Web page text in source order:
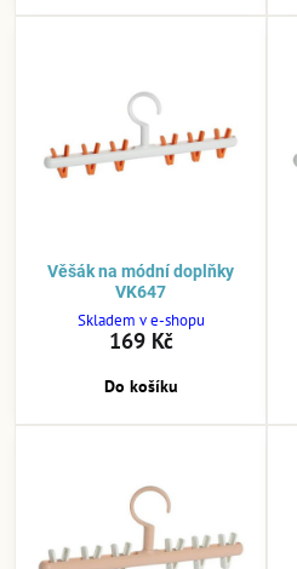
Věšák na módní doplňky
VK647
Skladem v e-shopu
169 Kč
Do košíku